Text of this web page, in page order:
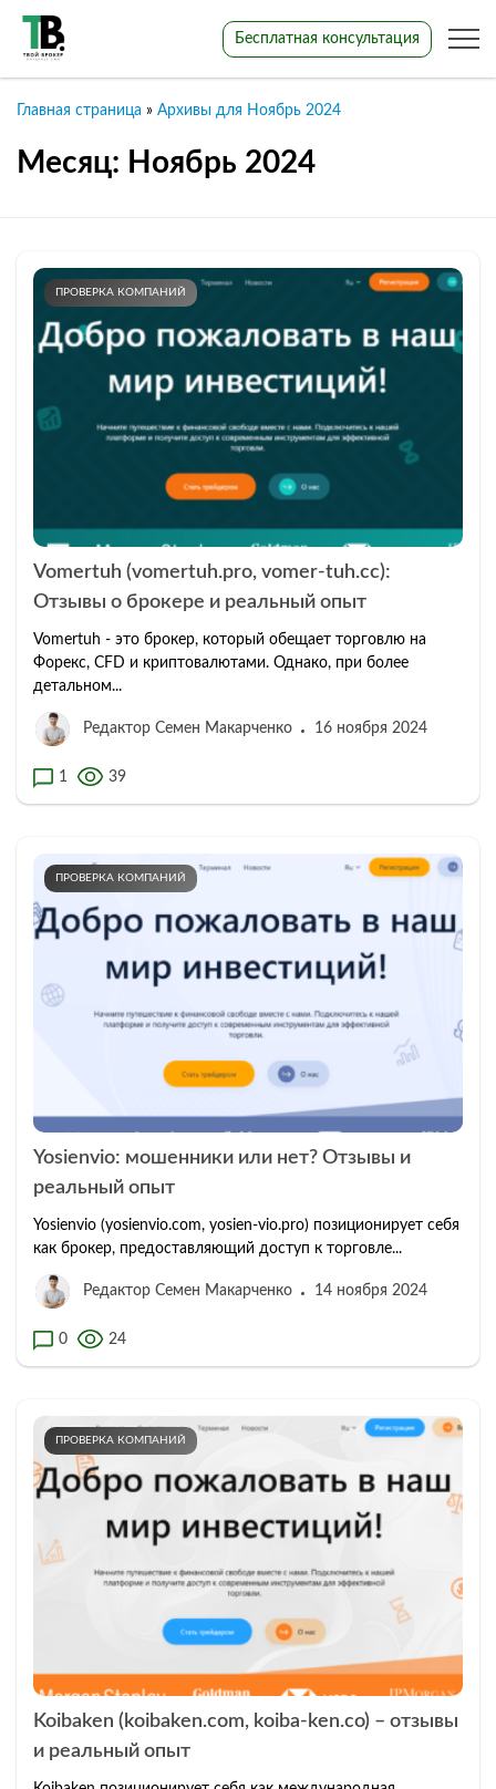
Бесплатная консультация
Главная страница » Архивы для Ноябрь 2024
Месяц: Ноябрь 2024
ПРОВЕРКА КОМПАНИЙ
Vomertuh (vomertuh.pro, vomer-tuh.cc):
Отзывы о брокере и реальный опыт
Vomertuh - это брокер, который обещает торговлю на
Форекс, CFD и криптовалютами. Однако, при более
детальном...
Редактор Семен Макарченко 16 ноября 2024
1 39
ПРОВЕРКА КОМПАНИЙ
Yosienvio: мошенники или нет? Отзывы и
реальный опыт
Yosienvio (yosienvio.com, yosien-vio.pro) позиционирует себя
как брокер, предоставляющий доступ к торговле...
Редактор Семен Макарченко 14 ноября 2024
0 24
ПРОВЕРКА КОМПАНИЙ
Koibaken (koibaken.com, koiba-ken.co) – отзывы
и реальный опыт